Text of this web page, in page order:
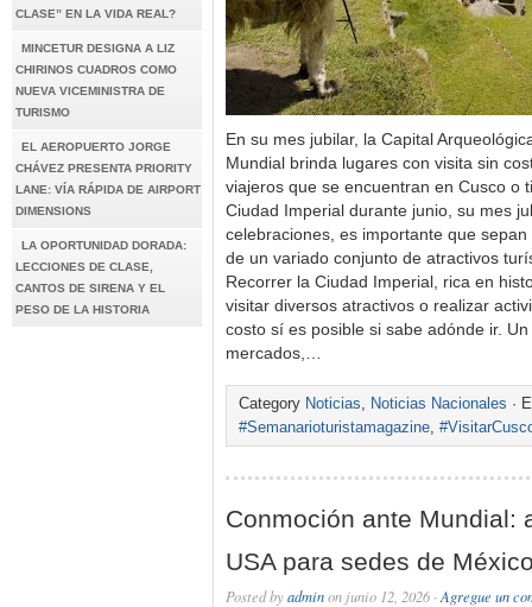
CLASE” EN LA VIDA REAL?
MINCETUR DESIGNA A LIZ
CHIRINOS CUADROS COMO
NUEVA VICEMINISTRA DE
TURISMO
EL AEROPUERTO JORGE
CHÁVEZ PRESENTA PRIORITY
LANE: VÍA RÁPIDA DE AIRPORT
DIMENSIONS
LA OPORTUNIDAD DORADA:
LECCIONES DE CLASE,
CANTOS DE SIRENA Y EL
PESO DE LA HISTORIA
En su mes jubilar, la Capital
Mundial brinda lugares con visita sin
viajeros que se encuentran en Cusco o
Ciudad Imperial durante junio, su mes
celebraciones, es importante que
de un variado conjunto de atractivos
Recorrer la Ciudad Imperial, rica en
visitar diversos atractivos o realizar
costo sí es posible si sabe adónde ir.
mercados,…
Category Noticias, Noticias Nacionales ·
#Semanarioturistamagazine,
Conmoción ante Mundial:
USA para sedes de
Posted byadminon junio 12, 2026 · Agregue un